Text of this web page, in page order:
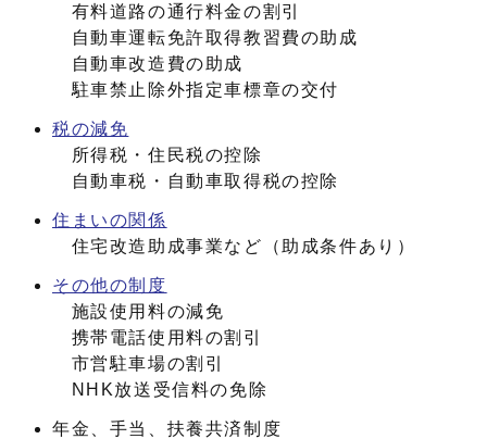
有料道路の通行料金の割引
自動車運転免許取得教習費の助成
自動車改造費の助成
駐車禁止除外指定車標章の交付
税の減免
所得税・住民税の控除
自動車税・自動車取得税の控除
住まいの関係
住宅改造助成事業など（助成条件あり）
その他の制度
施設使用料の減免
携帯電話使用料の割引
市営駐車場の割引
NHK放送受信料の免除
年金、手当、扶養共済制度